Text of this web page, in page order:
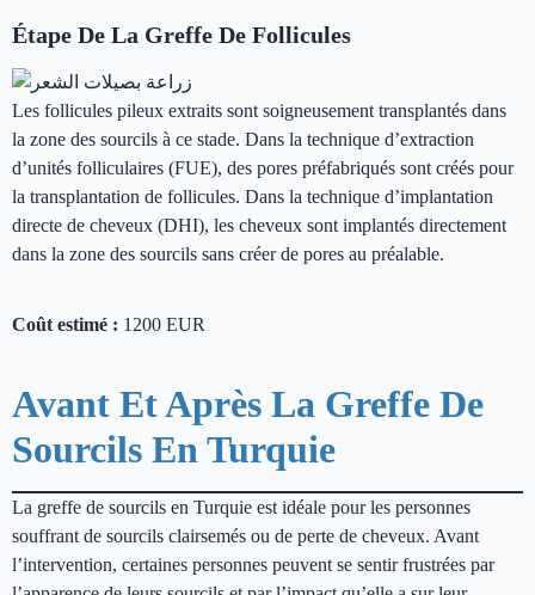
Étape De La Greffe De Follicules
Les follicules pileux extraits sont soigneusement transplantés dans
la zone des sourcils à ce stade. Dans la technique d’extraction
d’unités folliculaires (FUE), des pores préfabriqués sont créés pour
la transplantation de follicules. Dans la technique d’implantation
directe de cheveux (DHI), les cheveux sont implantés directement
dans la zone des sourcils sans créer de pores au préalable.
Coût estimé : 1200 EUR
Avant Et Après La Greffe De
Sourcils En Turquie
La greffe de sourcils en Turquie est idéale pour les personnes
souffrant de sourcils clairsemés ou de perte de cheveux. Avant
l’intervention, certaines personnes peuvent se sentir frustrées par